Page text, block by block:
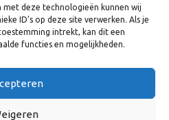
deze technologieën kunnen wij
ID's op deze site verwerken. Als je
intrekt, kan dit een
functies en mogelijkheden.